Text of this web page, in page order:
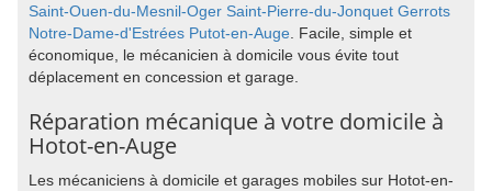
Saint-Ouen-du-Mesnil-Oger Saint-Pierre-du-Jonquet Gerrots
Notre-Dame-d'Estrées Putot-en-Auge. Facile, simple et
économique, le mécanicien à domicile vous évite tout
déplacement en concession et garage.
Réparation mécanique à votre domicile à
Hotot-en-Auge
Les mécaniciens à domicile et garages mobiles sur Hotot-en-